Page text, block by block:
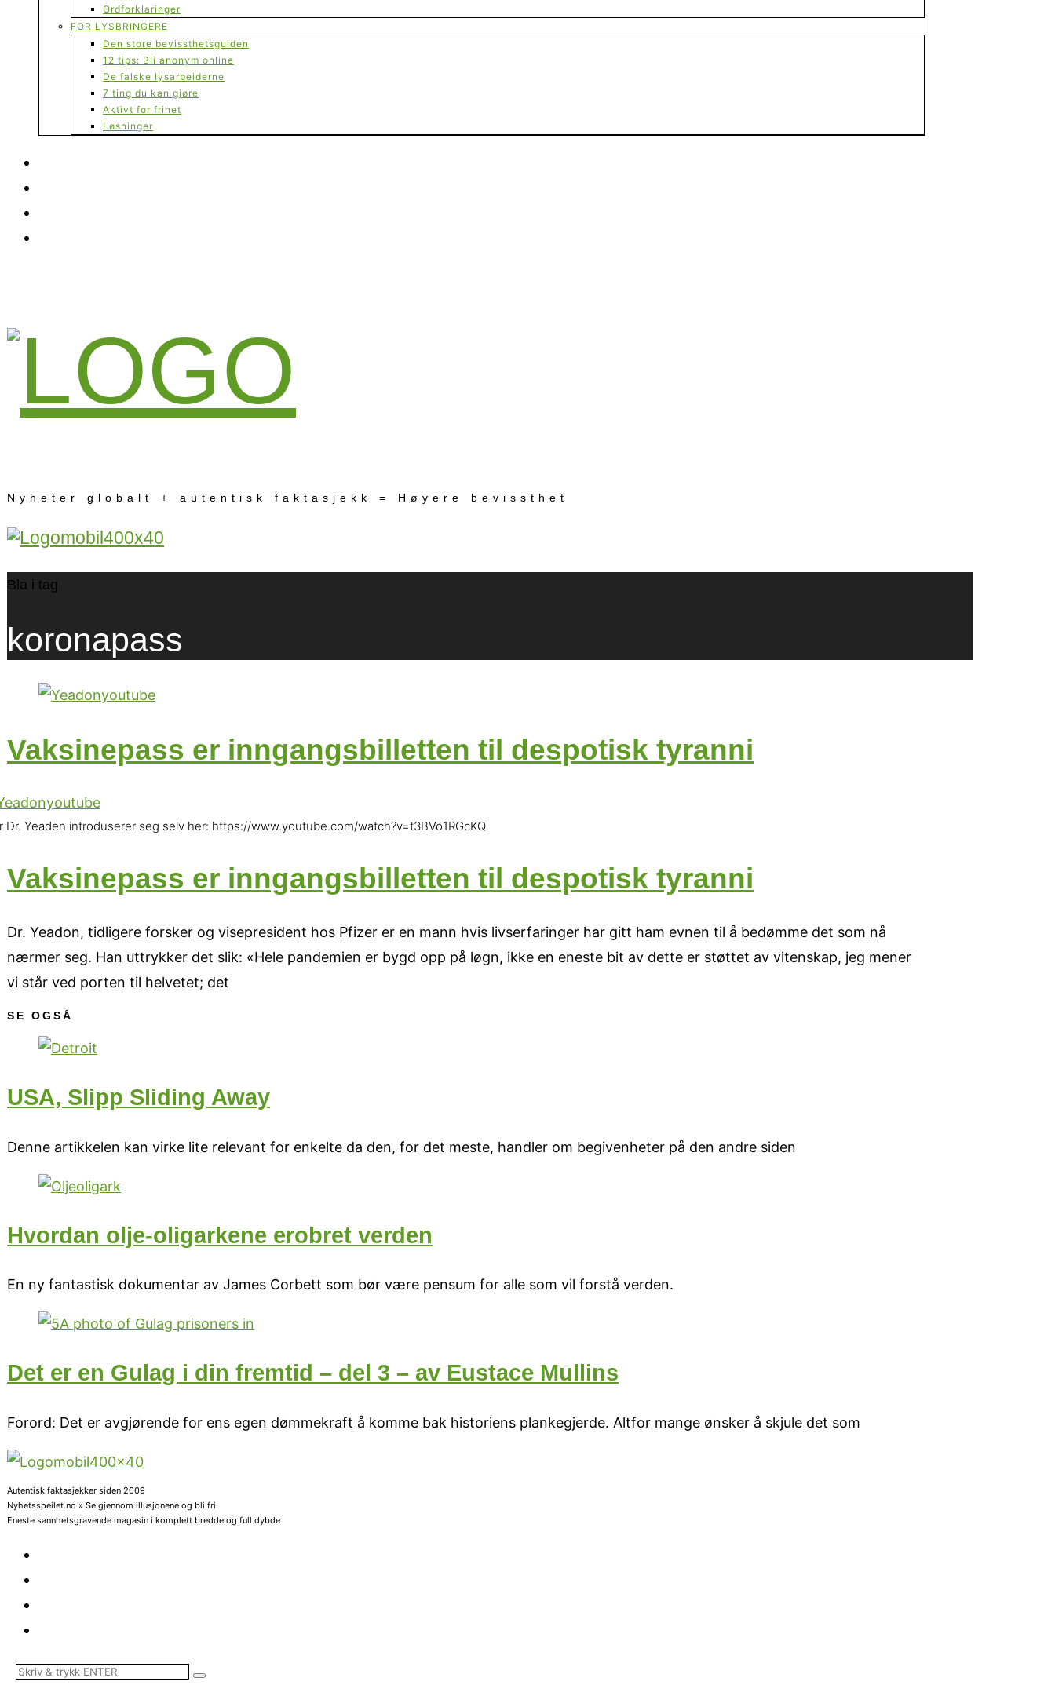
Ordforklaringer
FOR LYSBRINGERE
Den store bevissthetsguiden
12 tips: Bli anonym online
De falske lysarbeiderne
7 ting du kan gjøre
Aktivt for frihet
Løsninger
Nyheter globalt + autentisk faktasjekk = Høyere bevissthet
Bla i tag
koronapass
Vaksinepass er inngangsbilletten til despotisk tyranni
Dr. Yeaden introduserer seg selv her: https://www.youtube.com/watch?v=t3BVo1RGcKQ
Vaksinepass er inngangsbilletten til despotisk tyranni
Dr. Yeadon, tidligere forsker og visepresident hos Pfizer er en mann hvis livserfaringer har gitt ham evnen til å bedømme det som nå
nærmer seg. Han uttrykker det slik: «Hele pandemien er bygd opp på løgn, ikke en eneste bit av dette er støttet av vitenskap, jeg mener
vi står ved porten til helvetet; det
SE OGSÅ
USA, Slipp Sliding Away
Denne artikkelen kan virke lite relevant for enkelte da den, for det meste, handler om begivenheter på den andre siden
Hvordan olje-oligarkene erobret verden
En ny fantastisk dokumentar av James Corbett som bør være pensum for alle som vil forstå verden.
Det er en Gulag i din fremtid – del 3 – av Eustace Mullins
Forord: Det er avgjørende for ens egen dømmekraft å komme bak historiens plankegjerde. Altfor mange ønsker å skjule det som
Autentisk faktasjekker siden 2009
Nyhetsspeilet.no » Se gjennom illusjonene og bli fri
Eneste sannhetsgravende magasin i komplett bredde og full dybde